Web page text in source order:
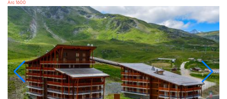
Arc 1600